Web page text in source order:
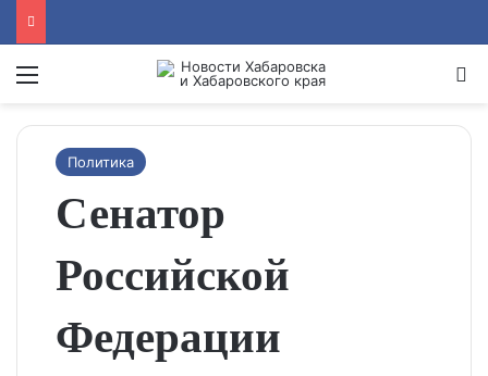
Menu
Политика
Сенатор
Российской
Федерации